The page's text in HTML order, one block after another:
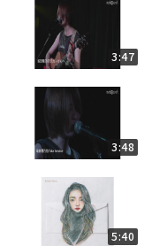
3:47
3:48
5:40